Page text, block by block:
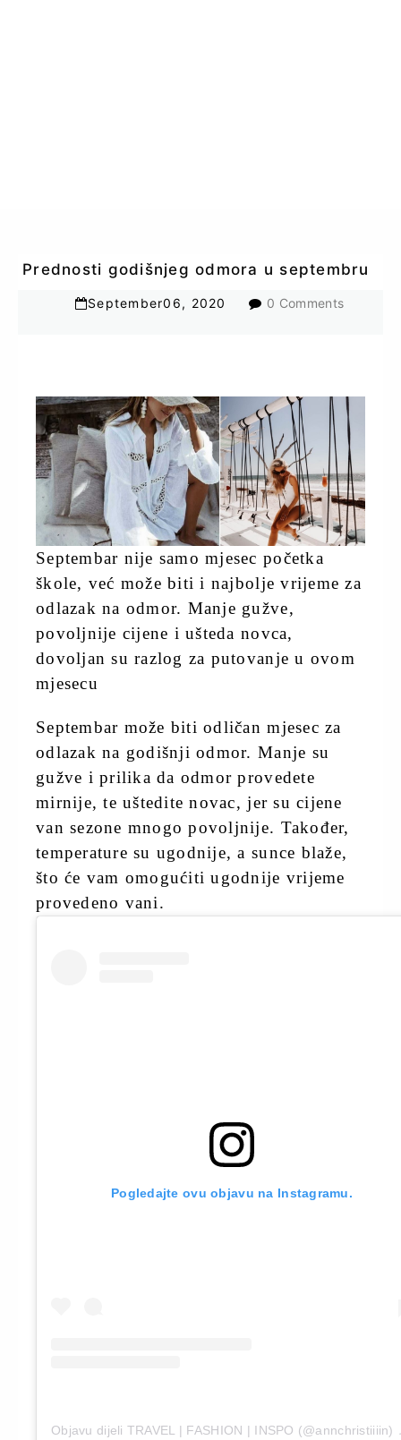
Prednosti godišnjeg odmora u septembru
September06, 2020 0 Comments
Septembar nije samo mjesec početka
škole, već može biti i najbolje vrijeme za
odlazak na odmor. Manje gužve,
povoljnije cijene i ušteda novca,
dovoljan su razlog za putovanje u ovom
mjesecu
Septembar može biti odličan mjesec za
odlazak na godišnji odmor. Manje su
gužve i prilika da odmor provedete
mirnije, te uštedite novac, jer su cijene
van sezone mnogo povoljnije. Također,
temperature su ugodnije, a sunce blaže,
što će vam omogućiti ugodnije vrijeme
provedeno vani.
Pogledajte ovu objavu na Instagramu.
Objavu dijeli TRAVEL | FASHION | INSPO (@annchristiiiin)